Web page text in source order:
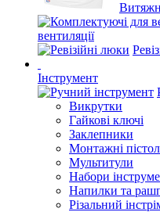
вентиляції
Інструмент
Викрутки
Гайкові ключі
Заклепники
Монтажні
Мультитули
Набори
Напилки та
Різальний